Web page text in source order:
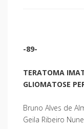
-89-
TERATOMA
GLIOMATOSE
Bruno Alves de
Geila Ribeiro